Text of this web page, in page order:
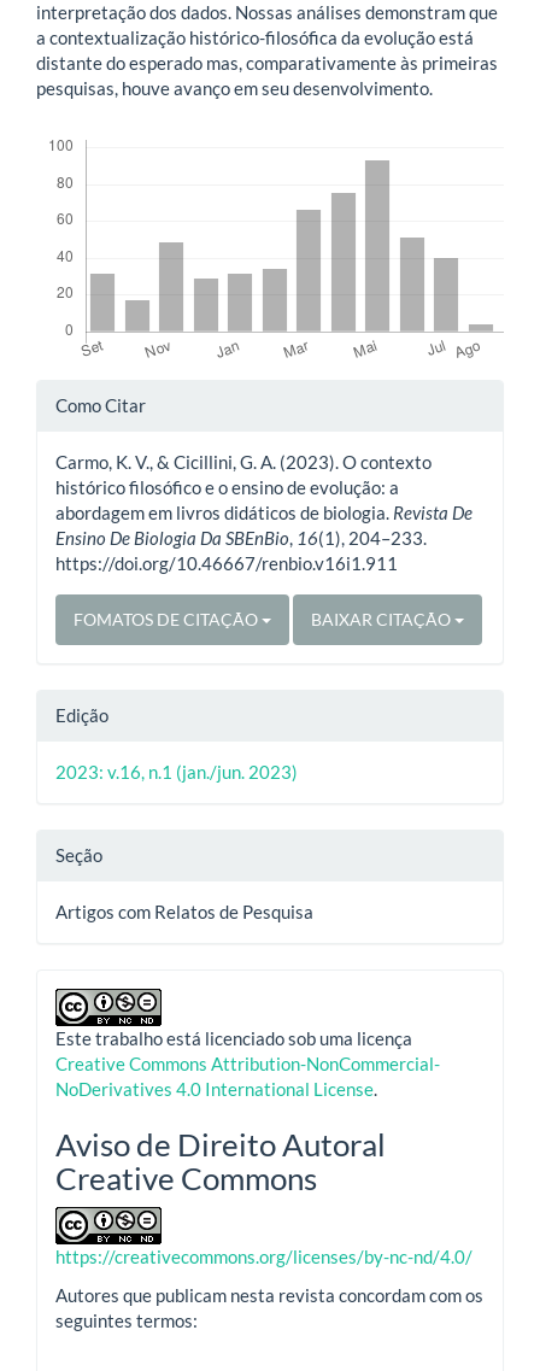
interpretação dos dados. Nossas análises demonstram que
a contextualização histórico-filosófica da evolução está
distante do esperado mas, comparativamente às primeiras
pesquisas, houve avanço em seu desenvolvimento.
Detalhes
artigo
Como Citar
Carmo, K. V., & Cicillini, G. A. (2023). O contexto
histórico filosófico e o ensino de evolução: a
abordagem em livros didáticos de biologia. Revista De
Ensino De Biologia Da SBEnBio, 16(1), 204–233.
https://doi.org/10.46667/renbio.v16i1.911
FOMATOS DE CITAÇÃO BAIXAR CITAÇÃO
Edição
2023: v.16, n.1 (jan./jun. 2023)
Seção
Artigos com Relatos de Pesquisa
Este trabalho está licenciado sob uma licença
Creative Commons Attribution-NonCommercial-
NoDerivatives 4.0 International License.
Aviso de Direito Autoral
Creative Commons
https://creativecommons.org/licenses/by-nc-nd/4.0/
Autores que publicam nesta revista concordam com os
seguintes termos: